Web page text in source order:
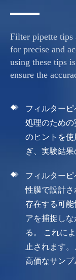
Filter pipette tips
for precise and
using these tips
ensure the
フィルター
処理のため
のヒントを
ぎ、実験結果
フィルター
性膜で設計
存在する可能
アを捕捉し
る。 これに
止されます
高価なサンプ